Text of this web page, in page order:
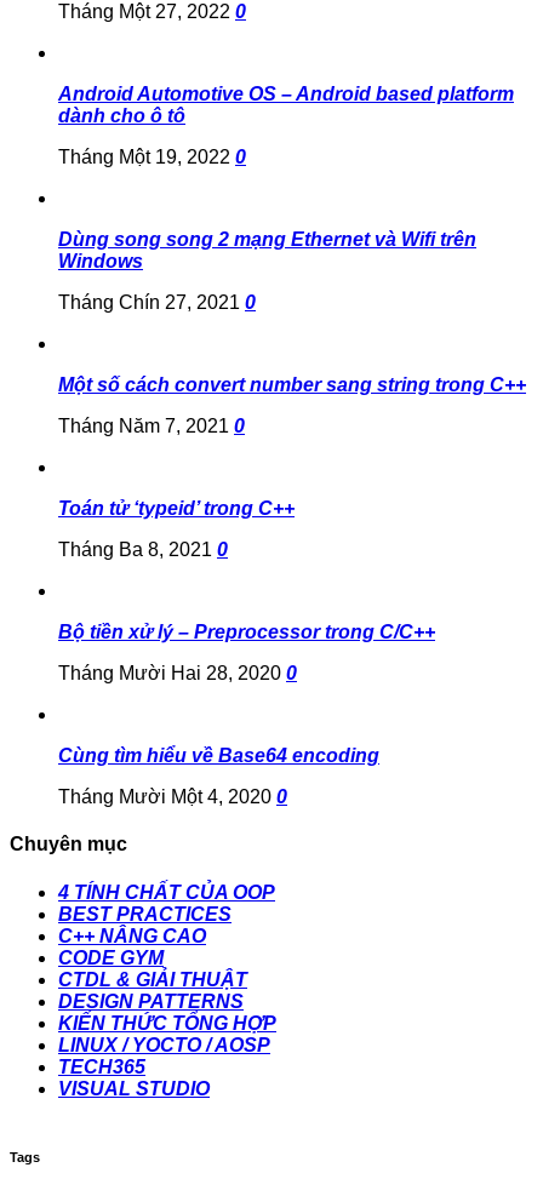
Tháng Một 27, 2022 0
Android Automotive OS – Android based platform
dành cho ô tô
Tháng Một 19, 2022 0
Dùng song song 2 mạng Ethernet và Wifi trên
Windows
Tháng Chín 27, 2021 0
Một số cách convert number sang string trong C++
Tháng Năm 7, 2021 0
Toán tử ‘typeid’ trong C++
Tháng Ba 8, 2021 0
Bộ tiền xử lý – Preprocessor trong C/C++
Tháng Mười Hai 28, 2020 0
Cùng tìm hiểu về Base64 encoding
Tháng Mười Một 4, 2020 0
Chuyên mục
4 TÍNH CHẤT CỦA OOP
BEST PRACTICES
C++ NÂNG CAO
CODE GYM
CTDL & GIẢI THUẬT
DESIGN PATTERNS
KIẾN THỨC TỔNG HỢP
LINUX / YOCTO / AOSP
TECH365
VISUAL STUDIO
Tags